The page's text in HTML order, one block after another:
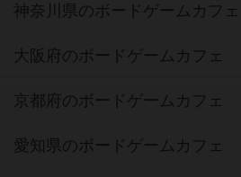
神奈川県のボードゲームカフェ
大阪府のボードゲームカフェ
京都府のボードゲームカフェ
愛知県のボードゲームカフェ